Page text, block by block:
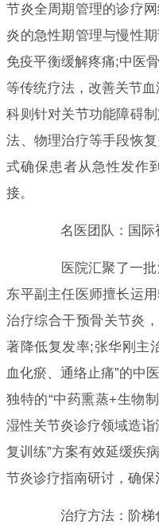
节炎全周期管理的诊疗
炎的急性期管理与慢性
免疫平衡缓解疼痛;中医
等传统疗法，改善关节
科则针对关节功能障碍
法、物理治疗等手段恢
式确保患者从急性发作
接。
名医团队：国际
医院汇聚了一批
东平副主任医师擅长运
治疗综合干预骨关节炎
著降低复发率;张华刚主
血化瘀、通络止痛”的中
独特的“中药熏蒸+生物
湿性关节炎诊疗领域造
复训练”方案有效延缓疾
节炎诊疗指南研讨，确保
治疗方法：阶梯